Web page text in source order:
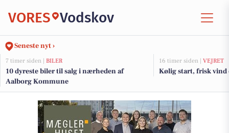
VORES Vodskov
Seneste nyt ›
7 timer siden | BILER
10 dyreste biler til salg i nærheden af
Aalborg Kommune
16 timer siden | VEJRET
Kølig start, frisk vind